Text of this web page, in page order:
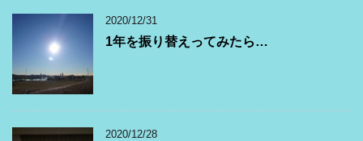
2020/12/31
1年を振り替えってみたら…
2020/12/28